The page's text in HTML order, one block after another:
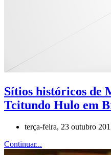
Sítios históricos de
Tcitundo Hulo em
terça-feira, 23 outubro
Continuar...